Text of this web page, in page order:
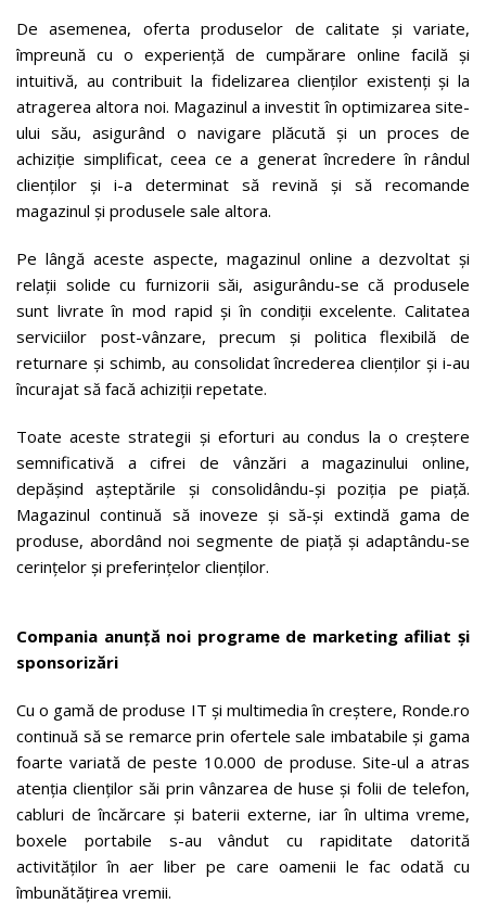
De asemenea, oferta produselor de calitate și variate,
împreună cu o experiență de cumpărare online facilă și
intuitivă, au contribuit la fidelizarea clienților existenți și la
atragerea altora noi. Magazinul a investit în optimizarea site-
ului său, asigurând o navigare plăcută și un proces de
achiziție simplificat, ceea ce a generat încredere în rândul
clienților și i-a determinat să revină și să recomande
magazinul și produsele sale altora.
Pe lângă aceste aspecte, magazinul online a dezvoltat și
relații solide cu furnizorii săi, asigurându-se că produsele
sunt livrate în mod rapid și în condiții excelente. Calitatea
serviciilor post-vânzare, precum și politica flexibilă de
returnare și schimb, au consolidat încrederea clienților și i-au
încurajat să facă achiziții repetate.
Toate aceste strategii și eforturi au condus la o creștere
semnificativă a cifrei de vânzări a magazinului online,
depășind așteptările și consolidându-și poziția pe piață.
Magazinul continuă să inoveze și să-și extindă gama de
produse, abordând noi segmente de piață și adaptându-se
cerințelor și preferințelor clienților.
Compania anunță noi programe de marketing afiliat și
sponsorizări
Cu o gamă de produse IT și multimedia în creștere, Ronde.ro
continuă să se remarce prin ofertele sale imbatabile și gama
foarte variată de peste 10.000 de produse. Site-ul a atras
atenția clienților săi prin vânzarea de huse și folii de telefon,
cabluri de încărcare și baterii externe, iar în ultima vreme,
boxele portabile s-au vândut cu rapiditate datorită
activităților în aer liber pe care oamenii le fac odată cu
îmbunătățirea vremii.